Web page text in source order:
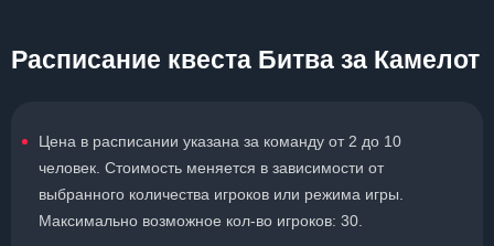
Расписание квеста Битва за Камелот
Цена в расписании указана за команду от 2 до 10
человек. Стоимость меняется в зависимости от
выбранного количества игроков или режима игры.
Максимально возможное кол-во игроков: 30.